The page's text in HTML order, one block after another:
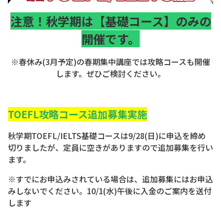
注意！秋学期は【基礎コース】のみの
開催です。
※春休み(3月予定)の春期集中講座では攻略コースも開催
します。ぜひご検討ください。
TOEFL攻略コース追加募集実施
秋学期TOEFL/IELTS基礎コースは9/28(日)に申込を締め
切りましたが、定員に空きがありますので追加募集を行い
ます。
※すでにお申込みされている場合は、追加募集にはお申込
みしないでください。10/1(水)午後に入金のご案内を送付
します